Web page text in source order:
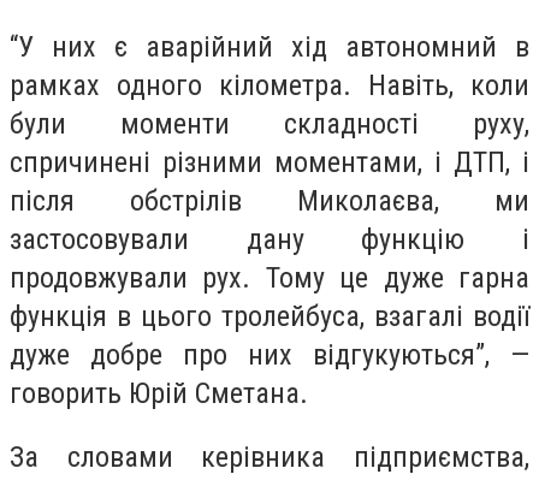
“У них є аварійний хід автономний в
рамках одного кілометра. Навіть, коли
були моменти складності руху,
спричинені різними моментами, і ДТП, і
після обстрілів Миколаєва, ми
застосовували дану функцію і
продовжували рух. Тому це дуже гарна
функція в цього тролейбуса, взагалі водії
дуже добре про них відгукуються”, —
говорить Юрій Сметана.
За словами керівника підприємства,